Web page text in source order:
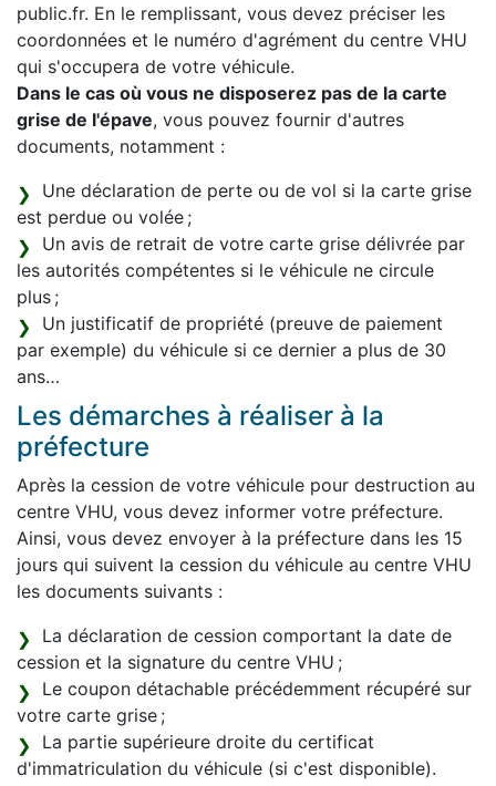
public.fr. En le remplissant, vous devez préciser les
coordonnées et le numéro d'agrément du centre VHU
qui s'occupera de votre véhicule.
Dans le cas où vous ne disposerez pas de la carte
grise de l'épave, vous pouvez fournir d'autres
documents, notamment :
Une déclaration de perte ou de vol si la carte grise
est perdue ou volée ;
Un avis de retrait de votre carte grise délivrée par
les autorités compétentes si le véhicule ne circule
plus ;
Un justificatif de propriété (preuve de paiement
par exemple) du véhicule si ce dernier a plus de 30
ans…
Les démarches à réaliser à la
préfecture
Après la cession de votre véhicule pour destruction au
centre VHU, vous devez informer votre préfecture.
Ainsi, vous devez envoyer à la préfecture dans les 15
jours qui suivent la cession du véhicule au centre VHU
les documents suivants :
La déclaration de cession comportant la date de
cession et la signature du centre VHU ;
Le coupon détachable précédemment récupéré sur
votre carte grise ;
La partie supérieure droite du certificat
d'immatriculation du véhicule (si c'est disponible).